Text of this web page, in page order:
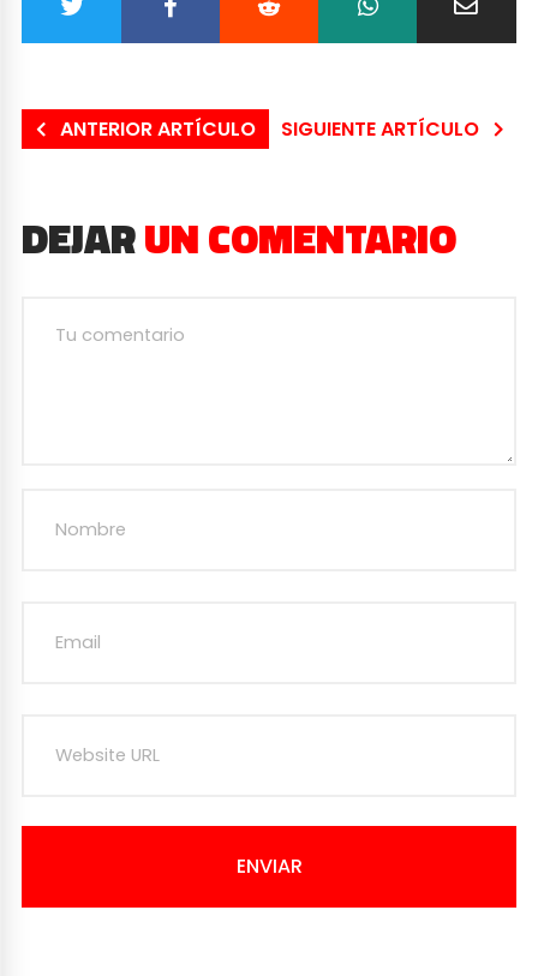
ANTERIOR ARTÍCULO SIGUIENTE ARTÍCULO
DEJARUN COMENTARIO
ENVIAR